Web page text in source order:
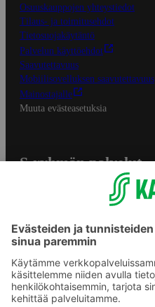
Osuuskauppojen yhteystiedot
Tilaus- ja toimitusehdot
Tietosuojakäytäntö
Palvelun käyttöehdot
Saavutettavuus
Mobiilisovelluksen saavutettavuus
Mainostajalle
Muuta evästeasetuksia
S-ryhmän palvelut
Yhteishyvä Ruoka -sovellus
S-ostoslista -sovellus
Prisma.fi
Sokos.fi
S-Pankki